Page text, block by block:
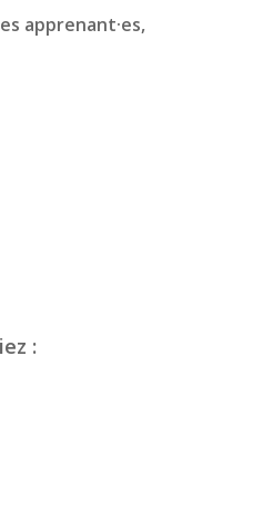
apprenant·es,
: